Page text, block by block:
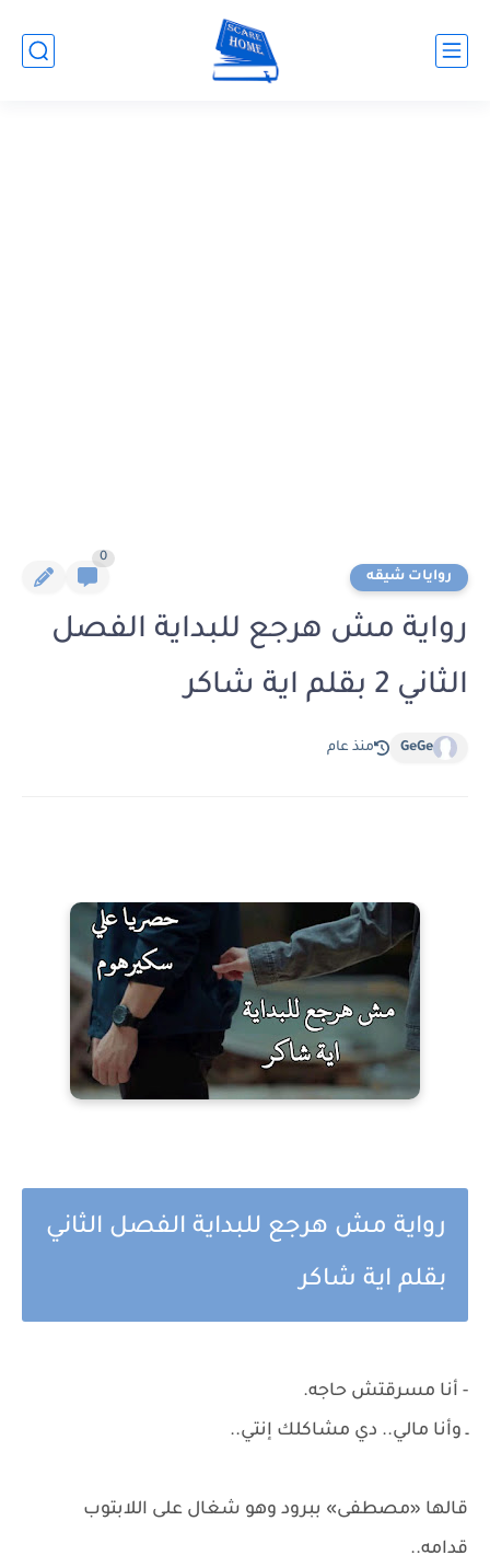
روايات شيقه
0
رواية مش هرجع للبداية الفصل
الثاني 2 بقلم اية شاكر
GeGe منذ عام
رواية مش هرجع للبداية الفصل الثاني
بقلم اية شاكر
- أنا مسرقتش حاجه.
ـ وأنا مالي.. دي مشاكلك إنتي..
قالها «مصطفى» ببرود وهو شغال على اللابتوب
قدامه..